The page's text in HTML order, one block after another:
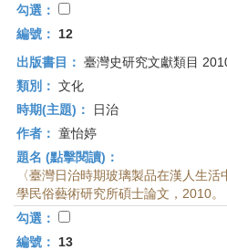
勾選：
編號：
12
出版書目： 臺灣史研究文獻類目
類別： 文化
時期(主題)：
日治
作者： 童怡婷
題名 (點擊閱讀)：
〈臺灣日治時期玻璃製品在漢人生
學民俗藝術研究所碩士論文，2010。
勾選：
編號：
13